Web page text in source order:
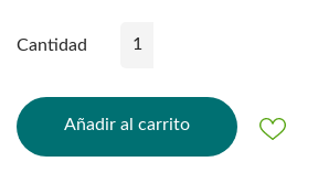
Cantidad
Añadir al carrito